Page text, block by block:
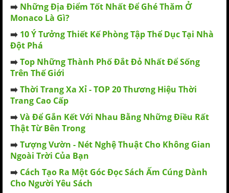
➡️ Những Địa Điểm Tốt Nhất Để Ghé Thăm Ở
Monaco Là Gì?
➡️ 10 Ý Tưởng Thiết Kế Phòng Tập Thể Dục Tại Nhà
Đột Phá
➡️Top Những Thành Phố Đắt Đỏ Nhất Để Sống
Trên Thế Giới
➡️Thời Trang Xa Xỉ - TOP 20 Thương Hiệu Thời
Trang Cao Cấp
➡️Và Để Gắn Kết Với Nhau Bằng Những Điều Rất
Thật Từ Bên Trong
➡️Tượng Vườn - Nét Nghệ Thuật Cho Không Gian
Ngoài Trời Của Bạn
➡️ Cách Tạo Ra Một Góc Đọc Sách Ấm Cúng Dành
Cho Người Yêu Sách